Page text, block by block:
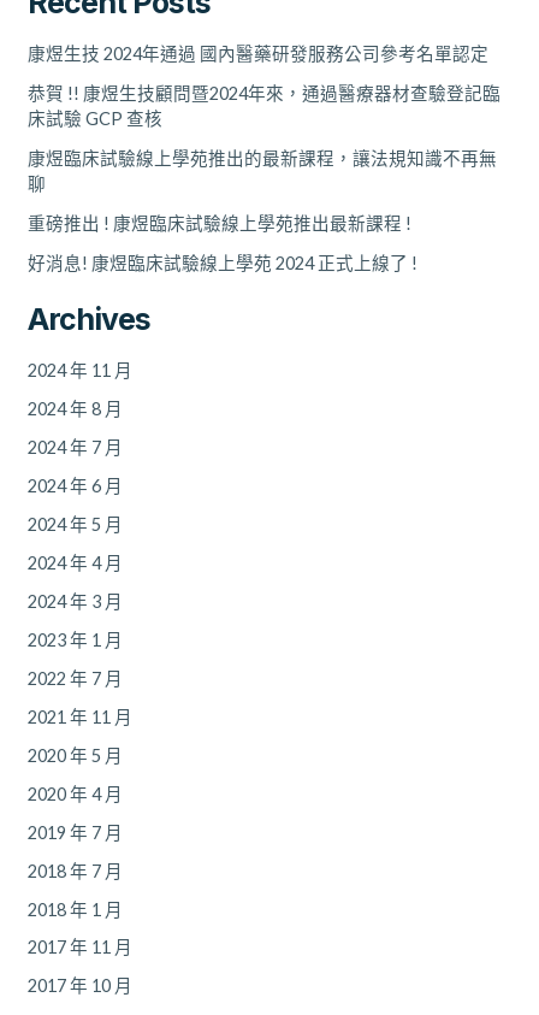
康煜生技 2024年通過 國內醫藥研發服務公司參考名單認定
恭賀 !! 康煜生技顧問暨2024年來，通過醫療器材查驗登記臨
床試驗 GCP 查核
康煜臨床試驗線上學苑推出的最新課程，讓法規知識不再無
聊
重磅推出 ! 康煜臨床試驗線上學苑推出最新課程 !
好消息! 康煜臨床試驗線上學苑 2024 正式上線了 !
Archives
2024 年 11 月
2024 年 8 月
2024 年 7 月
2024 年 6 月
2024 年 5 月
2024 年 4 月
2024 年 3 月
2023 年 1 月
2022 年 7 月
2021 年 11 月
2020 年 5 月
2020 年 4 月
2019 年 7 月
2018 年 7 月
2018 年 1 月
2017 年 11 月
2017 年 10 月